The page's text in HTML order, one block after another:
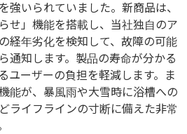
強いられていました。新商品は、
せ」機能を搭載し、当社独自のア
経年劣化を検知して、故障の可能
通知します。製品の寿命が分かる
ユーザーの負担を軽減します。ま
能が、暴風雨や大雪時に浴槽への
ライフラインの寸断に備えた非常